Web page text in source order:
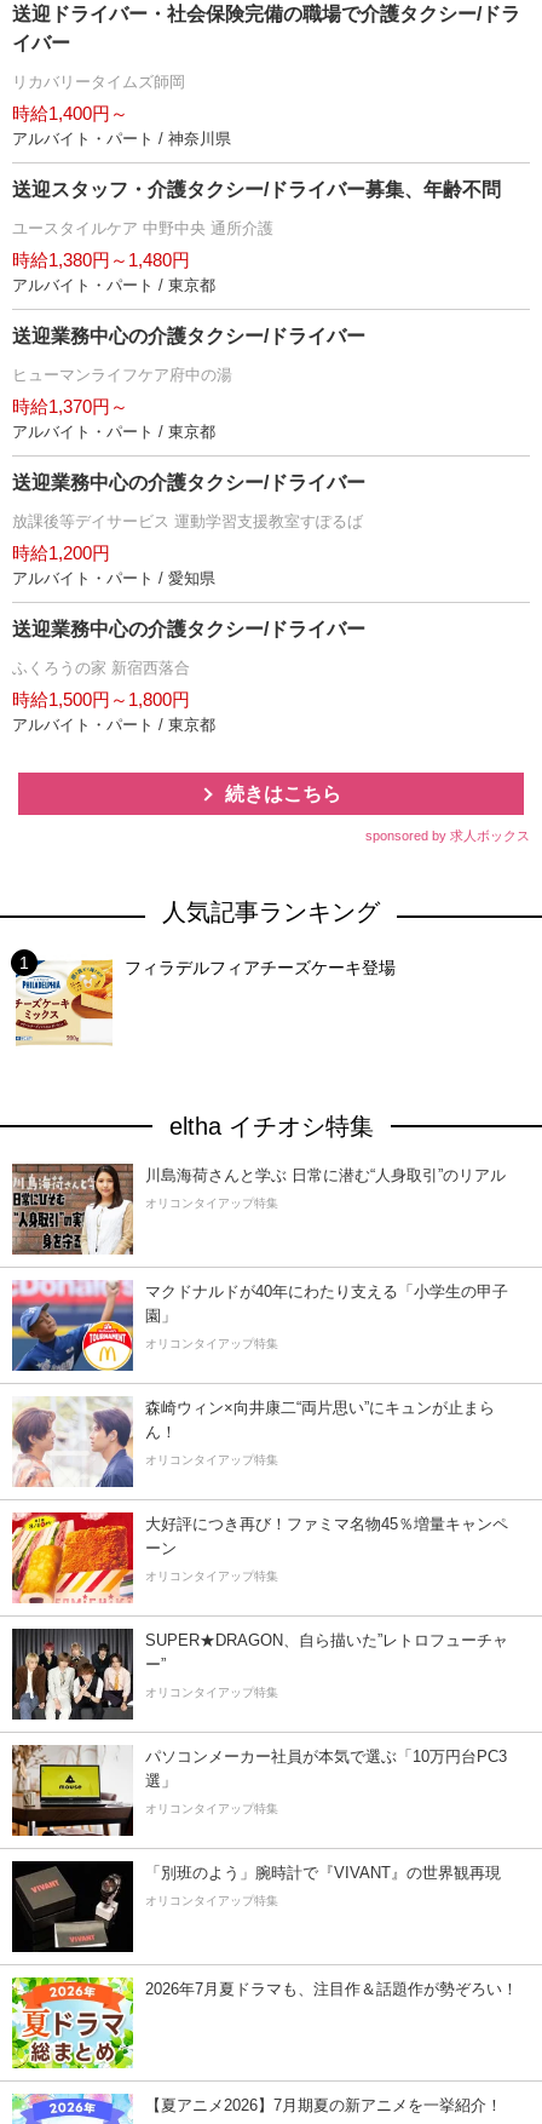
送迎ドライバー・社会保険完備の職場で介護タクシー/ドラ
イバー
リカバリータイムズ師岡
時給1,400円～
アルバイト・パート / 神奈川県
送迎スタッフ・介護タクシー/ドライバー募集、年齢不問
ユースタイルケア 中野中央 通所介護
時給1,380円～1,480円
アルバイト・パート / 東京都
送迎業務中心の介護タクシー/ドライバー
ヒューマンライフケア府中の湯
時給1,370円～
アルバイト・パート / 東京都
送迎業務中心の介護タクシー/ドライバー
放課後等デイサービス 運動学習支援教室すぽるば
時給1,200円
アルバイト・パート / 愛知県
送迎業務中心の介護タクシー/ドライバー
ふくろうの家 新宿西落合
時給1,500円～1,800円
アルバイト・パート / 東京都
続きはこちら
sponsored by 求人ボックス
人気記事ランキング
フィラデルフィアチーズケーキ登場
eltha イチオシ特集
川島海荷さんと学ぶ 日常に潜む“人身取引”のリアル
オリコンタイアップ特集
マクドナルドが40年にわたり支える「小学生の甲子
園」
オリコンタイアップ特集
森崎ウィン×向井康二“両片思い”にキュンが止まら
ん！
オリコンタイアップ特集
大好評につき再び！ファミマ名物45％増量キャンペ
ーン
オリコンタイアップ特集
SUPER★DRAGON、自ら描いた”レトロフューチャ
ー”
オリコンタイアップ特集
パソコンメーカー社員が本気で選ぶ「10万円台PC3
選」
オリコンタイアップ特集
「別班のよう」腕時計で『VIVANT』の世界観再現
オリコンタイアップ特集
2026年7月夏ドラマも、注目作＆話題作が勢ぞろい！
【夏アニメ2026】7月期夏の新アニメを一挙紹介！